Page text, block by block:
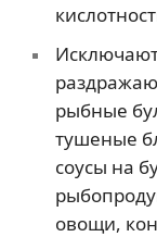
рыбные
тушеные
соусы на
овощи,